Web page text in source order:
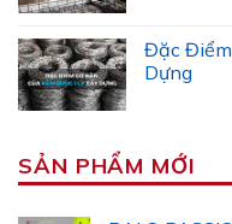
Đặc Điểm
Dựng
SẢN PHẨM MỚI